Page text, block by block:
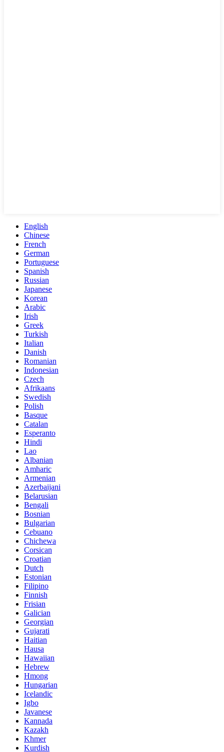
English
Chinese
French
German
Portuguese
Spanish
Russian
Japanese
Korean
Arabic
Irish
Greek
Turkish
Italian
Danish
Romanian
Indonesian
Czech
Afrikaans
Swedish
Polish
Basque
Catalan
Esperanto
Hindi
Lao
Albanian
Amharic
Armenian
Azerbaijani
Belarusian
Bengali
Bosnian
Bulgarian
Cebuano
Chichewa
Corsican
Croatian
Dutch
Estonian
Filipino
Finnish
Frisian
Galician
Georgian
Gujarati
Haitian
Hausa
Hawaiian
Hebrew
Hmong
Hungarian
Icelandic
Igbo
Javanese
Kannada
Kazakh
Khmer
Kurdish